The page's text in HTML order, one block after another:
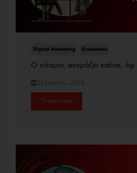
Digital Marketing Ecommerce
Ο κόσμος αγοράζει εσένα,
23 Ιουνίου, 2026
Περισσότερα